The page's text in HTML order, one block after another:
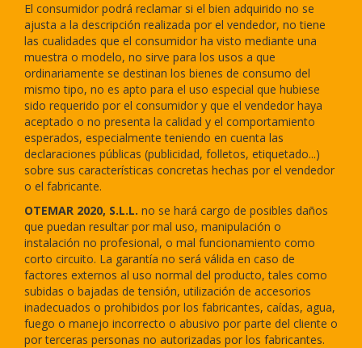
El consumidor podrá reclamar si el bien adquirido no se
ajusta a la descripción realizada por el vendedor, no tiene
las cualidades que el consumidor ha visto mediante una
muestra o modelo, no sirve para los usos a que
ordinariamente se destinan los bienes de consumo del
mismo tipo, no es apto para el uso especial que hubiese
sido requerido por el consumidor y que el vendedor haya
aceptado o no presenta la calidad y el comportamiento
esperados, especialmente teniendo en cuenta las
declaraciones públicas (publicidad, folletos, etiquetado...)
sobre sus características concretas hechas por el vendedor
o el fabricante.
OTEMAR 2020, S.L.L. no se hará cargo de posibles daños
que puedan resultar por mal uso, manipulación o
instalación no profesional, o mal funcionamiento como
corto circuito. La garantía no será válida en caso de
factores externos al uso normal del producto, tales como
subidas o bajadas de tensión, utilización de accesorios
inadecuados o prohibidos por los fabricantes, caídas, agua,
fuego o manejo incorrecto o abusivo por parte del cliente o
por terceras personas no autorizadas por los fabricantes.